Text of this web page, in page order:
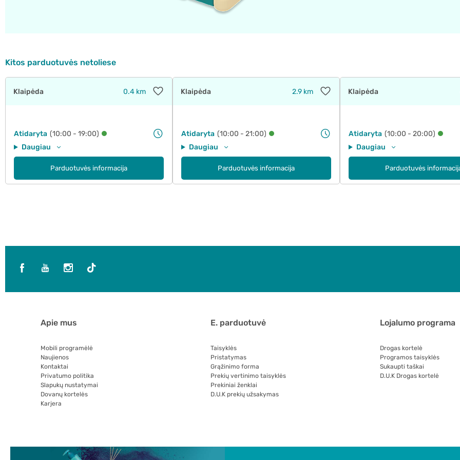
Kitos parduotuvės netoliese
Klaipėda 0.4 km
Atidaryta (10:00 - 19:00)
Daugiau
Parduotuvės informacija
Klaipėda 2.9 km
Atidaryta (10:00 - 21:00)
Daugiau
Parduotuvės informacija
Klaipėda
Atidaryta (10:00 - 20:00)
Daugiau
Parduotuvės
Apie mus
Mobili programėlė
Naujienos
Kontaktai
Privatumo politika
Slapukų nustatymai
Dovanų kortelės
Karjera
E. parduotuvė
Taisyklės
Pristatymas
Grąžinimo forma
Prekių vertinimo taisyklės
Prekiniai ženklai
D.U.K prekių užsakymas
Lojalumo programa
Drogas kortelė
Programos taisyklės
Sukaupti taškai
D.U.K Drogas kortelė